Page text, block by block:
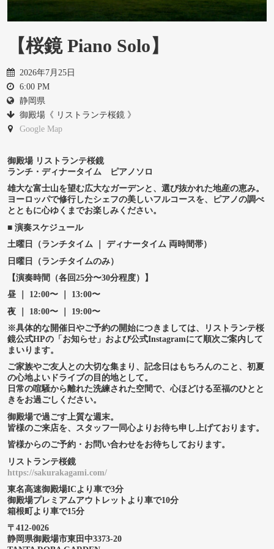
【桜鏡 Piano Solo】
2026年7月25日
6:00 PM
静岡県
御殿場《 リストランテ桜鏡 》
Google Map
御殿場 リストランテ桜鏡
ランチ・ディナータイム ピアノソロ
雄大な富士山を望む広大なガーデンと、選び抜かれた地産の恵み。
ヨーロッパで修行したシェフの美しいフルコースを、ピアノの調べ
とともに心ゆくまでお楽しみください。
■ 演奏スケジュール
土曜日（ランチタイム ｜ ディナータイム 両時間帯）
日曜日（ランチタイムのみ）
【演奏時間（各回25分〜30分程度）】
昼 ｜ 12:00〜 ｜ 13:00〜
夜 ｜ 18:00〜 ｜ 19:00〜
※具体的な開催日やご予約の開始につきましては、リストランテ桜
鏡公式HPの「お知らせ」および公式Instagramにて順次ご案内して
まいります。
ご家族やご友人との大切な集まり、記念日はもちろんのこと、初夏
の心地よいドライブの目的地として。
日常の喧騒から離れた洗練された空間で、心ほどける至福のひとと
きをお過ごしください。
御殿場で過ごす上質な週末。
皆様のご来店を、スタッフ一同心よりお待ち申し上げております。
皆様からのご予約・お問い合わせをお待ちしております。
リストランテ桜鏡
https://sakurakagami.com/
東名高速御殿場ICより車で3分
御殿場プレミアムアウトレットより車で10分
箱根町より車で15分
〒 412-0026
静岡県御殿場市東田中3373-20